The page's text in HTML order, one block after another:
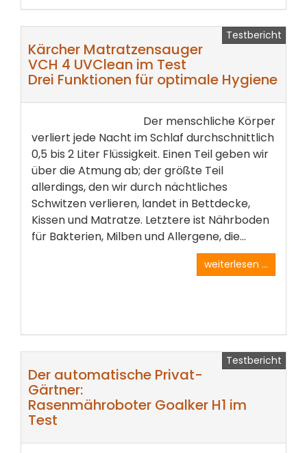
Testbericht
Kärcher Matratzensauger
VCH 4 UVClean im Test
Drei Funktionen für optimale Hygiene
Der menschliche Körper
verliert jede Nacht im Schlaf durchschnittlich
0,5 bis 2 Liter Flüssigkeit. Einen Teil geben wir
über die Atmung ab; der größte Teil
allerdings, den wir durch nächtliches
Schwitzen verlieren, landet in Bettdecke,
Kissen und Matratze. Letztere ist Nährboden
für Bakterien, Milben und Allergene, die...
weiterlesen ...
Testbericht
Der automatische Privat-
Gärtner:
Rasenmähroboter Goalker H1 im
Test